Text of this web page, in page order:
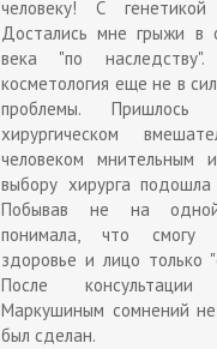
человеку! С
Достались мне грыжи в
века "по
косметология еще не в
проблемы. Пришлось
хирургическом
человеком мнительным
выбору хирурга подошла
Побывав не на одной
понимала, что смогу
здоровье и лицо только
После
Маркушиным сомнений не
был сделан.